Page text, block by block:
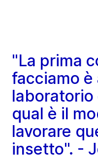
"La prima
facciamo è
qual è il
lavorare
insetto". -